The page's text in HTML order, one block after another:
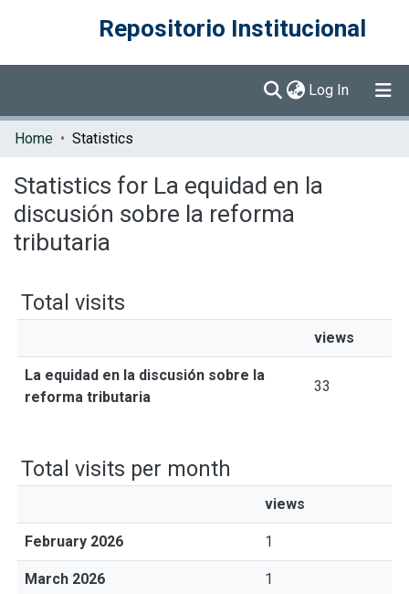
Repositorio Institucional
Log In (current)
Communities & Collections
Home Statistics
Statistics for La equidad en la
discusión sobre la reforma
tributaria
Total visits
views
La equidad en la discusión sobre la
reforma tributaria
33
Total visits per month
views
February 2026 1
March 2026 1